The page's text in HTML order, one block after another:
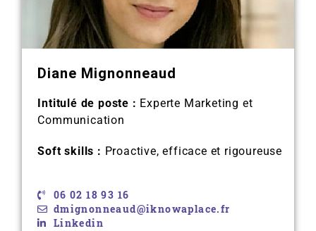
Diane Mignonneaud
Intitulé de poste : Experte Marketing et
Communication
Soft skills : Proactive, efficace et rigoureuse
06 02 18 93 16
dmignonneaud@iknowaplace.fr
Linkedin